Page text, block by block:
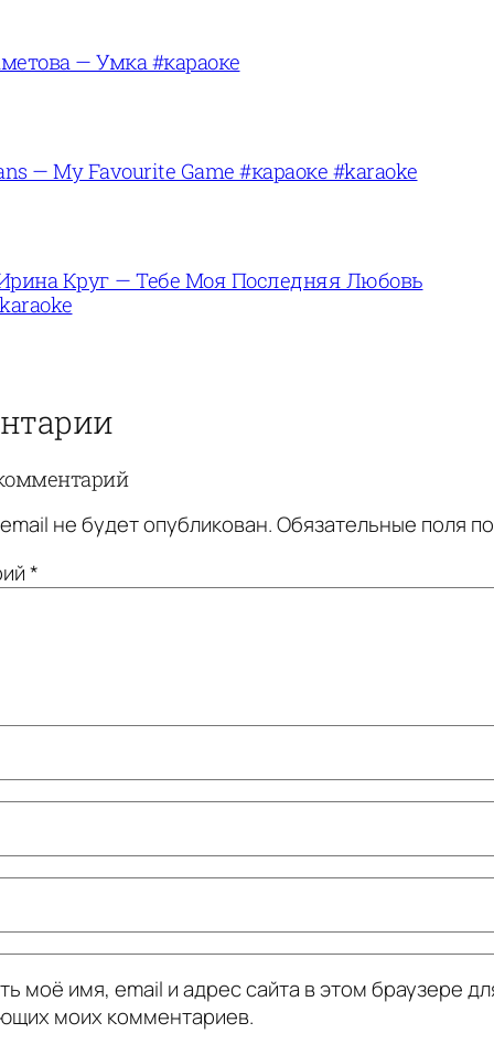
— Умка #караоке
— My Favourite Game #караоке #karaoke
Круг — Тебе Моя Последняя Любовь
не будет опубликован.Обязательные поля
*
моё имя, email и адрес сайта в этом браузере
моих комментариев.